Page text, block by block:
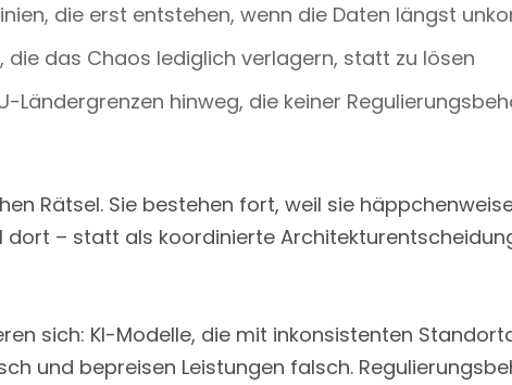
die erst entstehen, wenn die Daten längst
das Chaos lediglich verlagern, statt zu lösen
Ländergrenzen hinweg, die keiner
Rätsel. Sie bestehen fort, weil sie
dort – statt als koordinierte
sich: KI-Modelle, die mit inkonsistenten
und bepreisen Leistungen falsch.